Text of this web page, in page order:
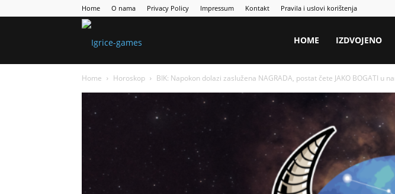
Home O nama Privacy Policy Impressum Kontakt Pravila i uslovi korištenja
HOME IZDVOJENO
Home Horoskop BIK: Napokon dolazi zaslužena NAGRADA, postat čete JAKO BOGATI u